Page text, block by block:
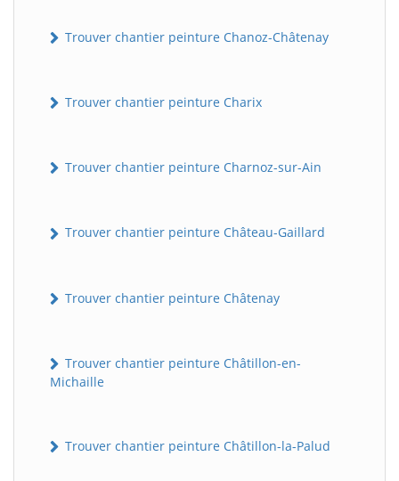
Trouver chantier peinture Chanoz-Châtenay
Trouver chantier peinture Charix
Trouver chantier peinture Charnoz-sur-Ain
Trouver chantier peinture Château-Gaillard
Trouver chantier peinture Châtenay
Trouver chantier peinture Châtillon-en-
Michaille
Trouver chantier peinture Châtillon-la-Palud